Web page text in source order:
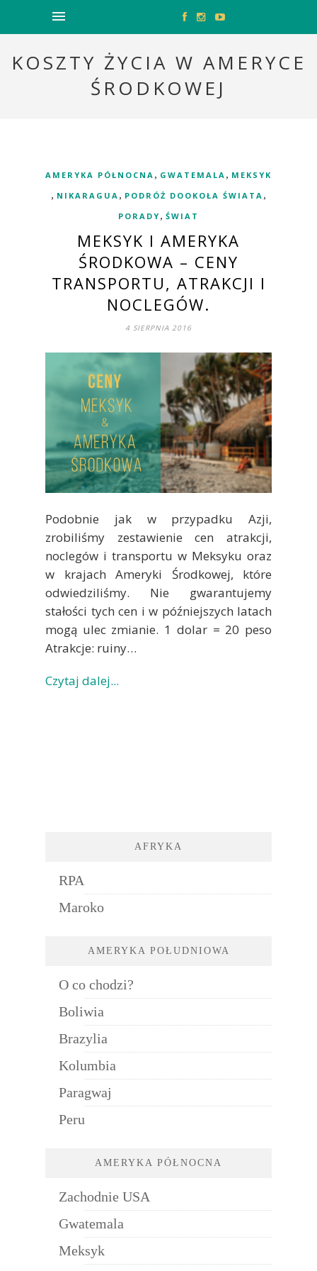
KOSZTY ŻYCIA W AMERYCE
ŚRODKOWEJ
AMERYKA PÓŁNOCNA , GWATEMALA , MEKSYK
, NIKARAGUA , PODRÓŻ DOOKOŁA ŚWIATA ,
PORADY , ŚWIAT
MEKSYK I AMERYKA
ŚRODKOWA – CENY
TRANSPORTU, ATRAKCJI I
NOCLEGÓW.
4 SIERPNIA 2016
Podobnie jak w przypadku Azji,
zrobiliśmy zestawienie cen atrakcji,
noclegów i transportu w Meksyku oraz
w krajach Ameryki Środkowej, które
odwiedziliśmy. Nie gwarantujemy
stałości tych cen i w późniejszych latach
mogą ulec zmianie. 1 dolar = 20 peso
Atrakcje: ruiny…
Czytaj dalej...
AFRYKA
RPA
Maroko
AMERYKA POŁUDNIOWA
O co chodzi?
Boliwia
Brazylia
Kolumbia
Paragwaj
Peru
AMERYKA PÓŁNOCNA
Zachodnie USA
Gwatemala
Meksyk